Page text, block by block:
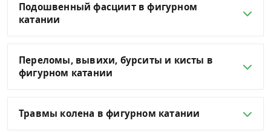
Подошвенный фасциит в фигурном
катании
Переломы, вывихи, бурситы и кисты в
фигурном катании
Травмы колена в фигурном катании